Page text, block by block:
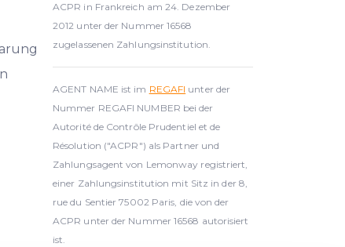
ACPR in Frankreich am 24. Dezember
2012 unter der Nummer 16568
zugelassenen Zahlungsinstitution.
AGENT NAME ist im REGAFI unter der
Nummer REGAFI NUMBER bei der
Autorité de Contrôle Prudentiel et de
Résolution ("ACPR") als Partner und
Zahlungsagent von Lemonway registriert,
einer Zahlungsinstitution mit Sitz in der 8,
rue du Sentier 75002 Paris, die von der
ACPR unter der Nummer 16568 autorisiert
ist.